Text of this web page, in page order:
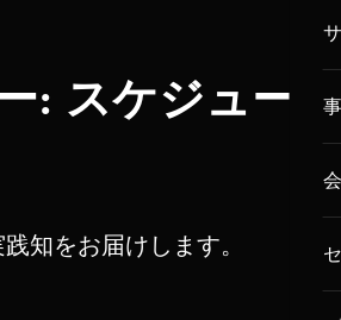
: スケジュー
知をお届けします。